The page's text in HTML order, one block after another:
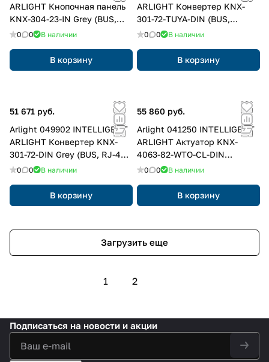
ARLIGHT Кнопочная панель
KNX-304-23-IN Grey (BUS,
Frame) (IARL, IP20 Металл, 2
0 0 В наличии
В корзину
ARLIGHT Конвертер KNX-
301-72-TUYA-DIN (BUS,
ZigBee) (IARL, IP20 Пластик,
0 0 В наличии
В корзину
51 671 руб.
Arlight 049902 INTELLIGENT
ARLIGHT Конвертер KNX-
301-72-DIN Grey (BUS, RJ-45,
KNX-IP) (IARL, IP20 Пластик,
0 0 В наличии
В корзину
55 860 руб.
Arlight 041250 INTELLIGENT
ARLIGHT Актуатор KNX-
4063-82-WTO-CL-DIN
(BUS/230V, 6x300mA, KNX
2 года) 041250
0 0 В наличии
В корзину
Загрузить еще
1 2
Подписаться на новости и акции